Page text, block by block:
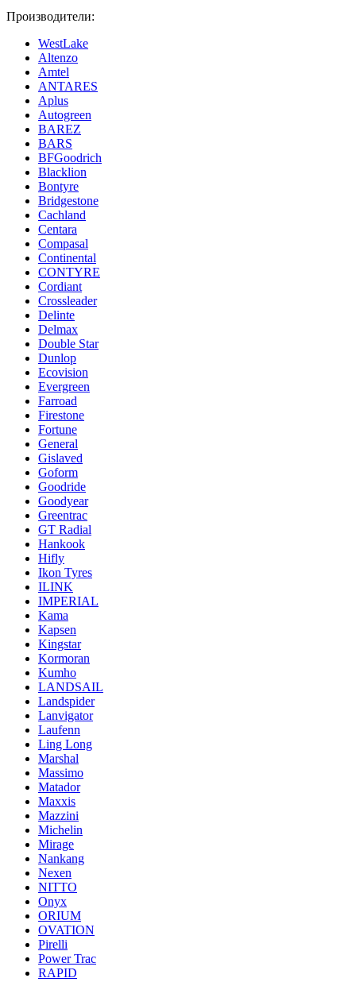
Производители:
WestLake
Altenzo
Amtel
ANTARES
Aplus
Autogreen
BAREZ
BARS
BFGoodrich
Blacklion
Bontyre
Bridgestone
Cachland
Centara
Compasal
Continental
CONTYRE
Cordiant
Crossleader
Delinte
Delmax
Double Star
Dunlop
Ecovision
Evergreen
Farroad
Firestone
Fortune
General
Gislaved
Goform
Goodride
Goodyear
Greentrac
GT Radial
Hankook
Hifly
Ikon Tyres
ILINK
IMPERIAL
Kama
Kapsen
Kingstar
Kormoran
Kumho
LANDSAIL
Landspider
Lanvigator
Laufenn
Ling Long
Marshal
Massimo
Matador
Maxxis
Mazzini
Michelin
Mirage
Nankang
Nexen
NITTO
Onyx
ORIUM
OVATION
Pirelli
Power Trac
RAPID